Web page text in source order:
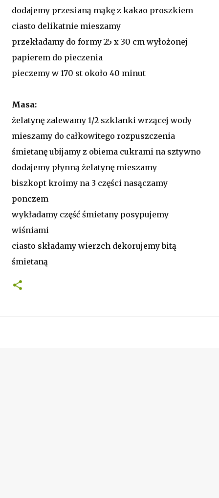
dodajemy przesianą mąkę z kakao proszkiem
ciasto delikatnie mieszamy
przekładamy do formy 25 x 30 cm wyłożonej
papierem do pieczenia
pieczemy w 170 st około 40 minut
Masa:
żelatynę zalewamy 1/2 szklanki wrzącej wody
mieszamy do całkowitego rozpuszczenia
śmietanę ubijamy z obiema cukrami na sztywno
dodajemy płynną żelatynę mieszamy
biszkopt kroimy na 3 części nasączamy
ponczem
wykładamy część śmietany posypujemy
wiśniami
ciasto składamy wierzch dekorujemy bitą
śmietaną